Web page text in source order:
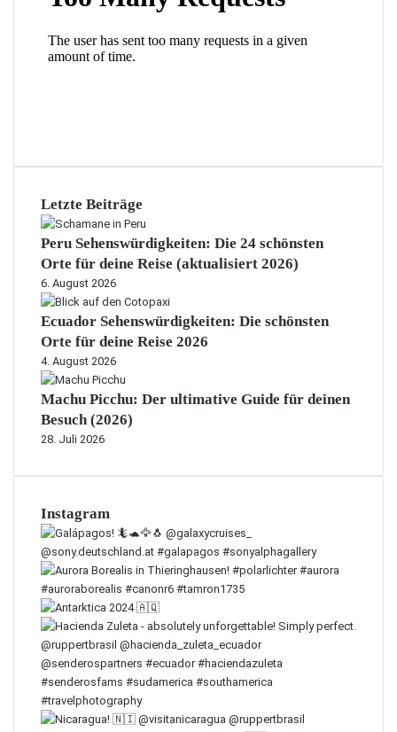
Letzte Beiträge
Peru Sehenswürdigkeiten: Die 24 schönsten
Orte für deine Reise (aktualisiert 2026)
6. August 2026
Ecuador Sehenswürdigkeiten: Die schönsten
Orte für deine Reise 2026
4. August 2026
Machu Picchu: Der ultimative Guide für deinen
Besuch (2026)
28. Juli 2026
Instagram